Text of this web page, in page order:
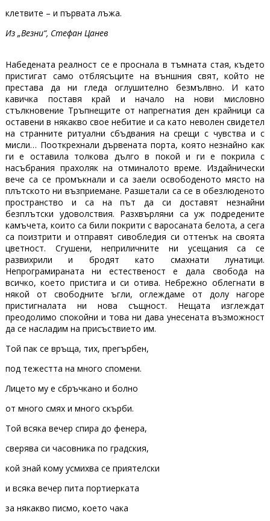
клетвите – и първата лъжа.
Из „Везни“, Стефан Цанев
Набедената реалност се е проснала в тъмната стая, където
пристигат само отблясъците на външния свят, който не
престава да ни гледа оглушително безмълвно. И като
кавичка поставя край и начало на нови мисловно
стълкновение Тръпнещите от напрегнатия ден крайници са
оставени в някакво свое небитие и са като неволен свидетел
на странните ритуални сбъдвания на срещи с чувства и с
мисли… Пооткрехнали дървената порта, която незнайно как
ги е оставила толкова дълго в покой и ги е покрила с
насъбрания прахоляк на отминалото време. Издайнически
вече са се промъкнали и са заели освободеното място на
плътското ни възприемане. Разшетали са се в обезлюденото
пространство и са на път да си доставят незнайни
безплътски удоволствия. Разхвърляни са уж подредените
камъчета, които са били покрити с варосаната белота, а сега
са поизтрити и отправят сивобледия си оттенък на своята
цветност. Сгушени, неприличните ни усещания са се
развихрили и бродят като смахнати лунатици.
Непрограмираната ни естественост е дала свобода на
всичко, което пристига и си отива. Небрежно облегнати в
някой от свободните ъгли, оглеждаме от долу нагоре
пристигналата ни нова същност. Нещата изглеждат
преодолимо спокойни и това ни дава унесената възможност
да се насладим на присъствието им.
Той пак се връща, тих, прегърбен,
под тежестта на много спомени.
Лицето му е сбръчкано и болно
от много смях и много скърби.
Той всяка вечер спира до фенера,
сверява си часовника по градския,
кой знай кому усмихва се приятелски
и всяка вечер пита портиерката
за някакво писмо, което чака